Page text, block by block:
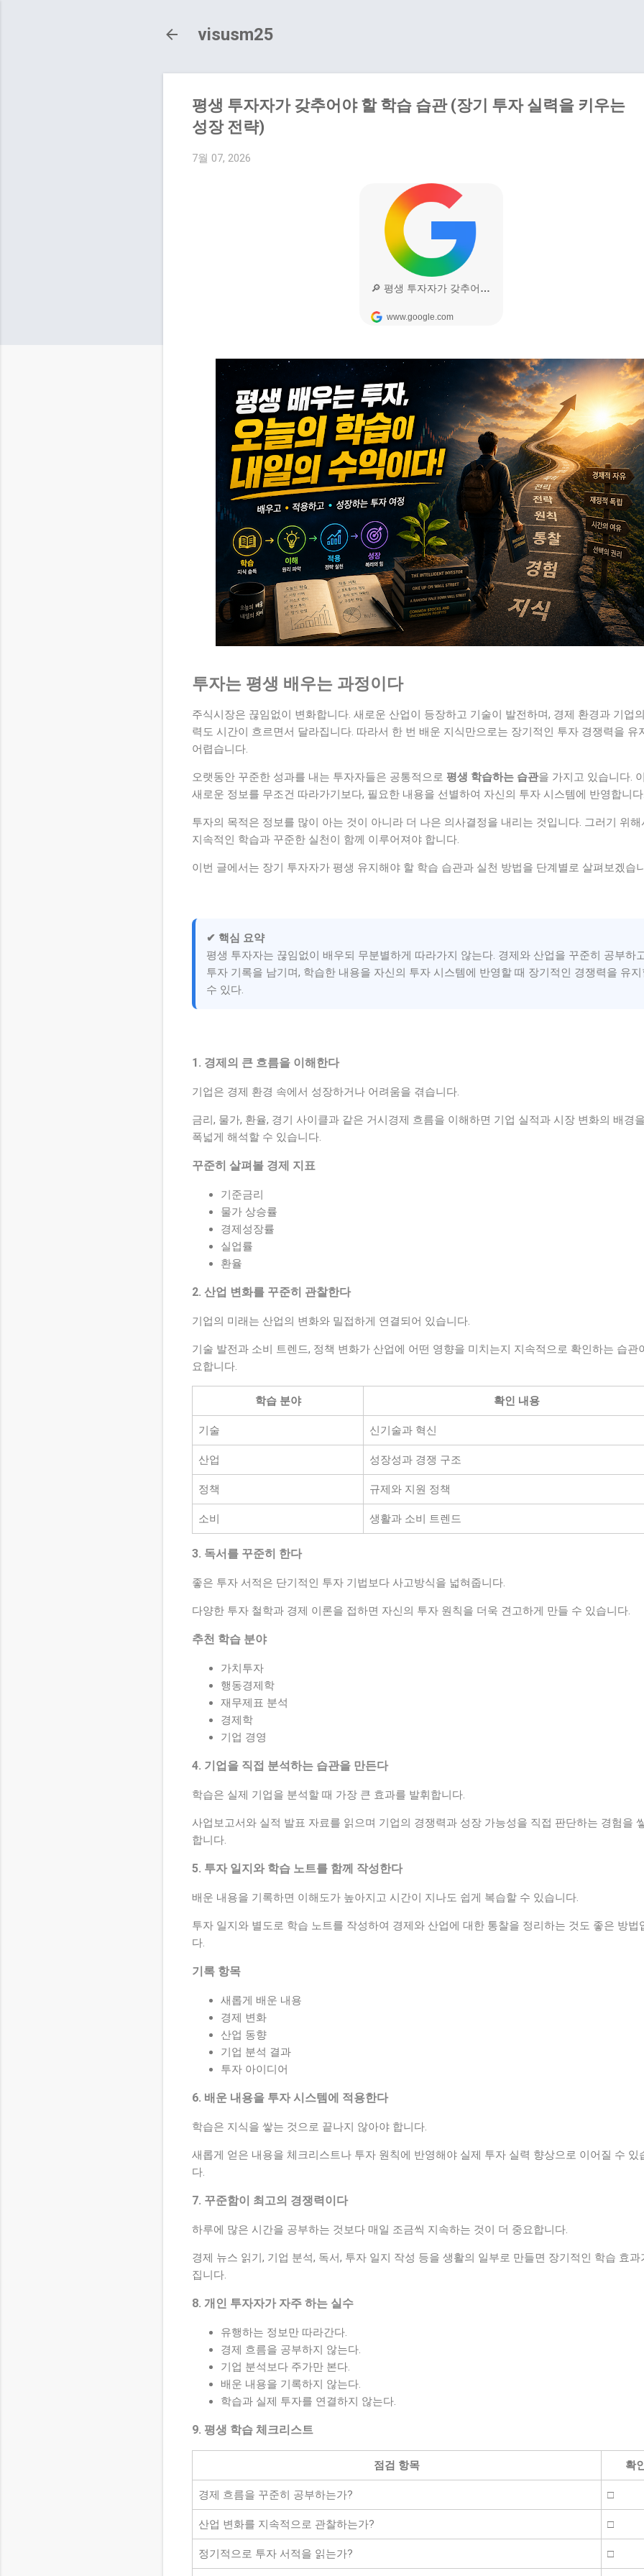
visusm25
평생 투자자가 갖추어야 할 학습 습관 (장기 투자 실력을 키우는
성장 전략)
7월 07, 2026
투자는 평생 배우는 과정이다
주식시장은 끊임없이 변화합니다. 새로운 산업이 등장하고 기술이 발전하며, 경제 환경과 기업
력도 시간이 흐르면서 달라집니다. 따라서 한 번 배운 지식만으로는 장기적인 투자 경쟁력을 유
어렵습니다.
오랫동안 꾸준한 성과를 내는 투자자들은 공통적으로 평생 학습하는 습관을 가지고 있습니다.
새로운 정보를 무조건 따라가기보다, 필요한 내용을 선별하여 자신의 투자 시스템에 반영합니
투자의 목적은 정보를 많이 아는 것이 아니라 더 나은 의사결정을 내리는 것입니다. 그러기 위해
지속적인 학습과 꾸준한 실천이 함께 이루어져야 합니다.
이번 글에서는 장기 투자자가 평생 유지해야 할 학습 습관과 실천 방법을 단계별로 살펴보겠습
✔ 핵심 요약
평생 투자자는 끊임없이 배우되 무분별하게 따라가지 않는다. 경제와 산업을 꾸준히 공부하
투자 기록을 남기며, 학습한 내용을 자신의 투자 시스템에 반영할 때 장기적인 경쟁력을 유
수 있다.
1. 경제의 큰 흐름을 이해한다
기업은 경제 환경 속에서 성장하거나 어려움을 겪습니다.
금리, 물가, 환율, 경기 사이클과 같은 거시경제 흐름을 이해하면 기업 실적과 시장 변화의 배경
폭넓게 해석할 수 있습니다.
꾸준히 살펴볼 경제 지표
기준금리
물가 상승률
경제성장률
실업률
환율
2. 산업 변화를 꾸준히 관찰한다
기업의 미래는 산업의 변화와 밀접하게 연결되어 있습니다.
기술 발전과 소비 트렌드, 정책 변화가 산업에 어떤 영향을 미치는지 지속적으로 확인하는 습관
요합니다.
학습 분야 확인 내용
기술 신기술과 혁신
산업 성장성과 경쟁 구조
정책 규제와 지원 정책
소비 생활과 소비 트렌드
3. 독서를 꾸준히 한다
좋은 투자 서적은 단기적인 투자 기법보다 사고방식을 넓혀줍니다.
다양한 투자 철학과 경제 이론을 접하면 자신의 투자 원칙을 더욱 견고하게 만들 수 있습니다.
추천 학습 분야
가치투자
행동경제학
재무제표 분석
경제학
기업 경영
4. 기업을 직접 분석하는 습관을 만든다
학습은 실제 기업을 분석할 때 가장 큰 효과를 발휘합니다.
사업보고서와 실적 발표 자료를 읽으며 기업의 경쟁력과 성장 가능성을 직접 판단하는 경험을
합니다.
5. 투자 일지와 학습 노트를 함께 작성한다
배운 내용을 기록하면 이해도가 높아지고 시간이 지나도 쉽게 복습할 수 있습니다.
투자 일지와 별도로 학습 노트를 작성하여 경제와 산업에 대한 통찰을 정리하는 것도 좋은 방법
다.
기록 항목
새롭게 배운 내용
경제 변화
산업 동향
기업 분석 결과
투자 아이디어
6. 배운 내용을 투자 시스템에 적용한다
학습은 지식을 쌓는 것으로 끝나지 않아야 합니다.
새롭게 얻은 내용을 체크리스트나 투자 원칙에 반영해야 실제 투자 실력 향상으로 이어질 수 있
다.
7. 꾸준함이 최고의 경쟁력이다
하루에 많은 시간을 공부하는 것보다 매일 조금씩 지속하는 것이 더 중요합니다.
경제 뉴스 읽기, 기업 분석, 독서, 투자 일지 작성 등을 생활의 일부로 만들면 장기적인 학습 효과
집니다.
8. 개인 투자자가 자주 하는 실수
유행하는 정보만 따라간다.
경제 흐름을 공부하지 않는다.
기업 분석보다 주가만 본다.
배운 내용을 기록하지 않는다.
학습과 실제 투자를 연결하지 않는다.
9. 평생 학습 체크리스트
점검 항목 확
경제 흐름을 꾸준히 공부하는가? □
산업 변화를 지속적으로 관찰하는가? □
정기적으로 투자 서적을 읽는가? □